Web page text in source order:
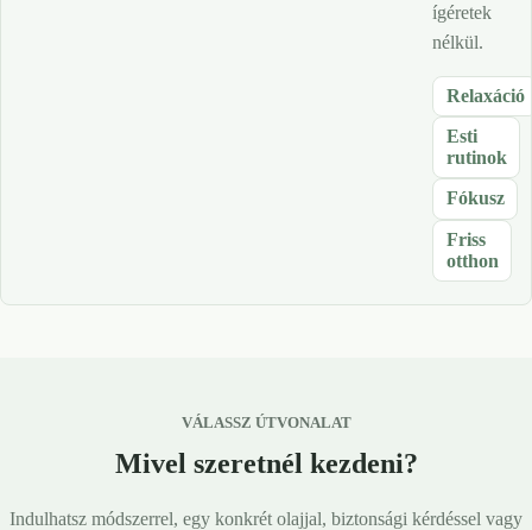
ígéretek
nélkül.
Relaxáció
Esti
rutinok
Fókusz
Friss
otthon
VÁLASSZ ÚTVONALAT
Mivel szeretnél kezdeni?
Indulhatsz módszerrel, egy konkrét olajjal, biztonsági kérdéssel vagy